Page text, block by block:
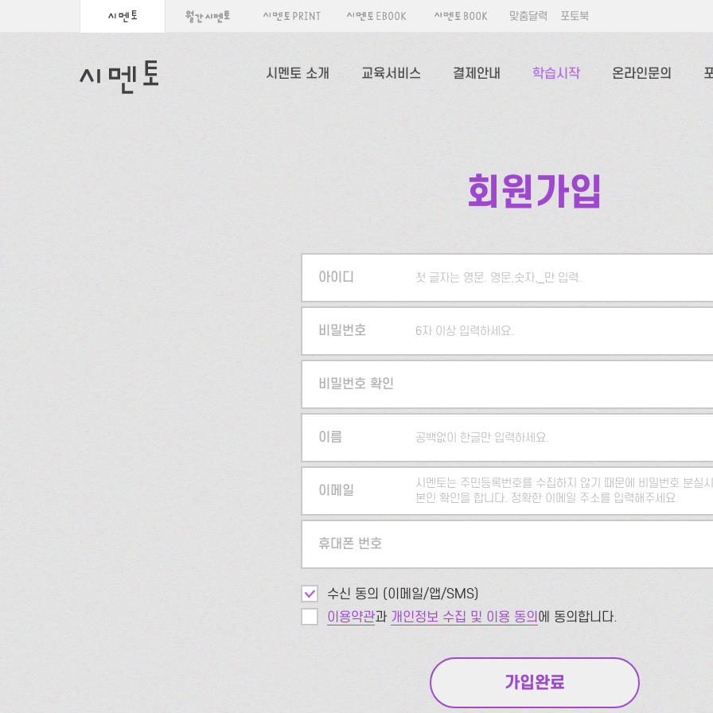
맞춤달력 포토북
시멘토 소개 교육서비스 결제안내 학습시작 온라인문의
회원가입
아이디 첫 글자는 영문. 영문,숫자,_만 입력.
5자 이상 입력하세요.
비밀번호 6자 이상 입력하세요.
비밀번호 확인
이름 공백없이 한글만 입력하세요.
이메일
시멘토는 주민등록번호를 수집하지 않기 때문에 비밀번호 분실
본인 확인을 합니다. 정확한 이메일 주소를 입력해주세요.
휴대폰 번호
수신 동의 (이메일/앱/SMS)
이용약관과 개인정보 수집 및 이용 동의에 동의합니다.